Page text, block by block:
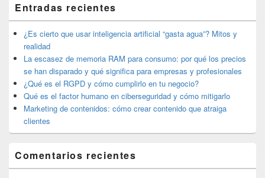
área
de
widget
barra
lateral
primaria
Entradas recientes
¿Es cierto que usar inteligencia artificial “gasta agua”? Mitos y
realidad
La escasez de memoria RAM para consumo: por qué los precios
se han disparado y qué significa para empresas y profesionales
¿Qué es el RGPD y cómo cumplirlo en tu negocio?
Qué es el factor humano en ciberseguridad y cómo mitigarlo
Marketing de contenidos: cómo crear contenido que atraiga
clientes
Comentarios recientes